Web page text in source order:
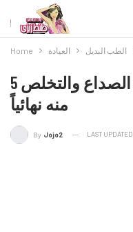
Home العيادة الطب البديل
5 أعشاب طبيعية لمعالجة الصداع والتخلص
منه نهائياً
By Jojo2 LAST UPDATED